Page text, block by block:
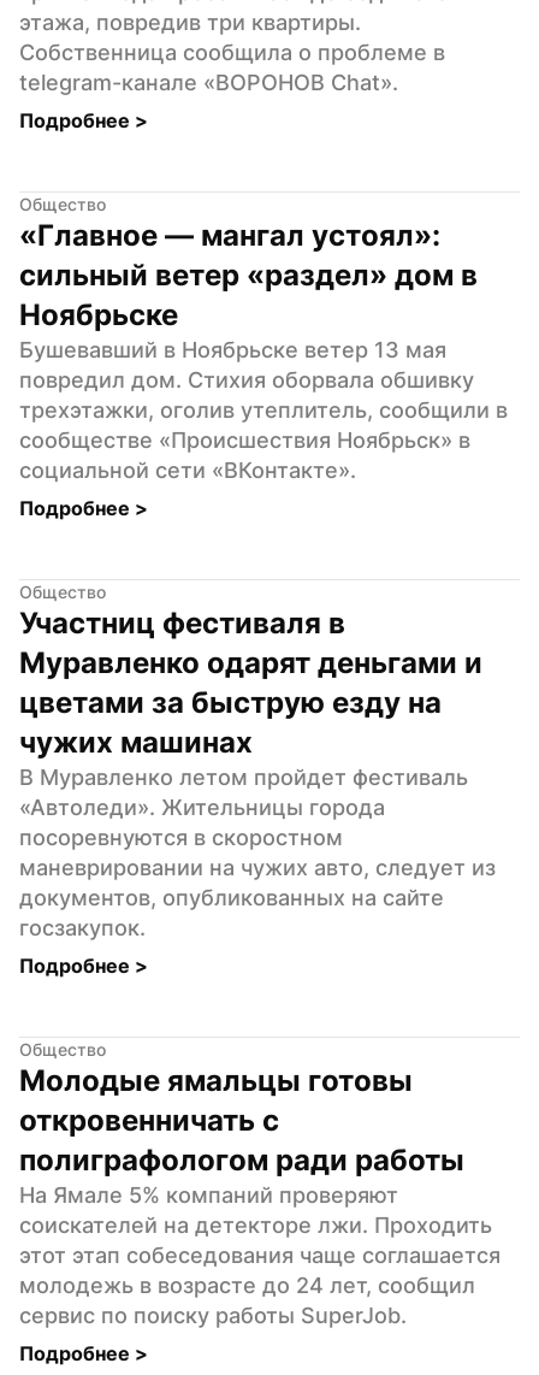
этажа, повредив три квартиры.
Собственница сообщила о проблеме в
telegram-канале «ВОРОНОВ Chat».
Подробнее >
Общество
«Главное — мангал устоял»:
сильный ветер «раздел» дом в
Ноябрьске
Бушевавший в Ноябрьске ветер 13 мая
повредил дом. Стихия оборвала обшивку
трехэтажки, оголив утеплитель, сообщили в
сообществе «Происшествия Ноябрьск» в
социальной сети «ВКонтакте».
Подробнее >
Общество
Участниц фестиваля в
Муравленко одарят деньгами и
цветами за быструю езду на
чужих машинах
В Муравленко летом пройдет фестиваль
«Автоледи». Жительницы города
посоревнуются в скоростном
маневрировании на чужих авто, следует из
документов, опубликованных на сайте
госзакупок.
Подробнее >
Общество
Молодые ямальцы готовы
откровенничать с
полиграфологом ради работы
На Ямале 5% компаний проверяют
соискателей на детекторе лжи. Проходить
этот этап собеседования чаще соглашается
молодежь в возрасте до 24 лет, сообщил
сервис по поиску работы SuperJob.
Подробнее >